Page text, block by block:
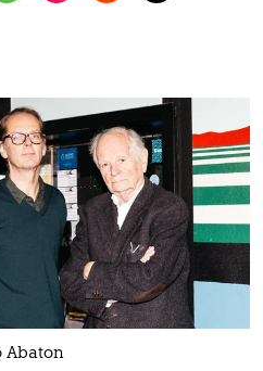
Abaton